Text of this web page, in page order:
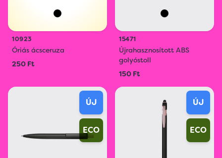
10923
Óriás ácsceruza
250 Ft
15471
Újrahasznosított ABS
golyóstoll
150 Ft
ÚJ
ECO
ÚJ
ECO